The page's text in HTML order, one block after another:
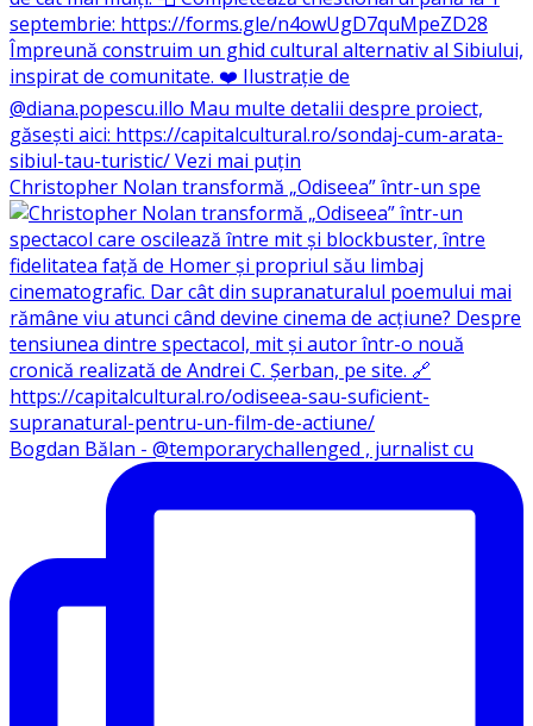
Christopher Nolan transformă „Odiseea” într-un spe
Bogdan Bălan - @temporarychallenged , jurnalist cu